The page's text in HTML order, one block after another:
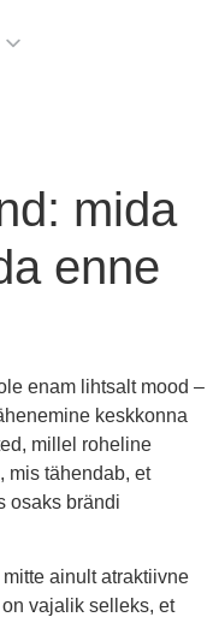
mida
enne
enam lihtsalt mood –
keskkonna
millel roheline
mis tähendab, et
osaks brändi
ainult atraktiivne
vajalik selleks, et